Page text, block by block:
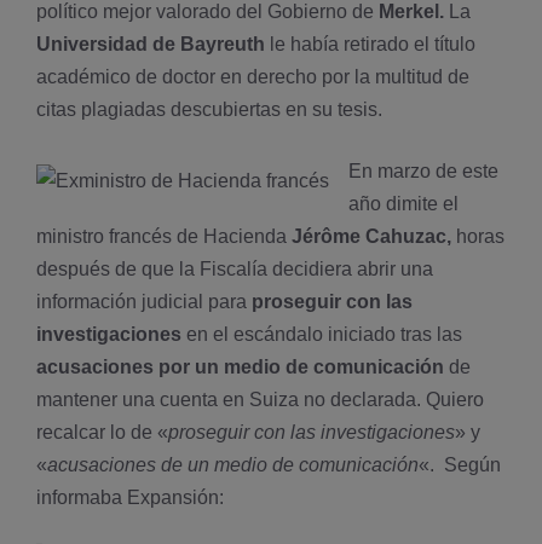
político mejor valorado del Gobierno de Merkel.
La
Universidad de Bayreuth le había retirado el título
académico de doctor en derecho por la multitud de
citas plagiadas descubiertas en su tesis.
En marzo de este
año dimite el
ministro francés de Hacienda Jérôme Cahuzac, horas
después de que la Fiscalí­a decidiera abrir una
información judicial para proseguir con las
investigaciones en el escándalo iniciado tras las
acusaciones por un medio de comunicación de
mantener una cuenta en Suiza no declarada. Quiero
recalcar lo de «proseguir con las investigaciones» y
«acusaciones de un medio de comunicación«. Según
informaba Expansión: